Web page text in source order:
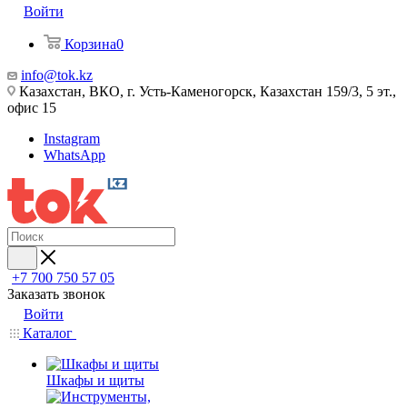
Войти
Корзина0
info@tok.kz
Казахстан, ВКО, г. Усть-Каменогорск, Казахстан 159/3, 5 эт.,
офис 15
Instagram
WhatsApp
+7 700 750 57 05
Заказать звонок
Войти
Каталог
Шкафы и щиты